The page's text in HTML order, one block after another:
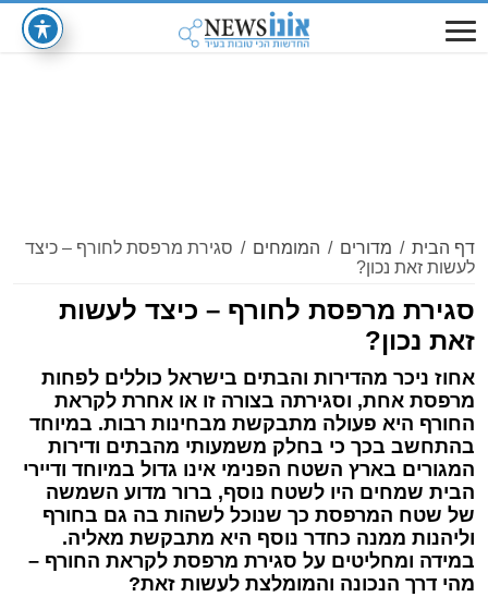
דף הבית / מדורים / המומחים / סגירת מרפסת לחורף – כיצד
לעשות זאת נכון?
סגירת מרפסת לחורף – כיצד לעשות
זאת נכון?
אחוז ניכר מהדירות והבתים בישראל כוללים לפחות
מרפסת אחת, וסגירתה בצורה זו או אחרת לקראת
החורף היא פעולה מתבקשת מבחינות רבות. במיוחד
בהתחשב בכך כי בחלק משמעותי מהבתים ודירות
המגורים בארץ השטח הפנימי אינו גדול במיוחד ודיירי
הבית שמחים היו לשטח נוסף, ברור מדוע השמשה
של שטח המרפסת כך שנוכל לשהות בה גם בחורף
וליהנות ממנה כחדר נוסף היא מתבקשת מאליה.
במידה ומחליטים על סגירת מרפסת לקראת החורף –
מהי דרך הנכונה והמומלצת לעשות זאת?